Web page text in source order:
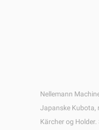
Nellemann
Japanske Kubota,
Kärcher og